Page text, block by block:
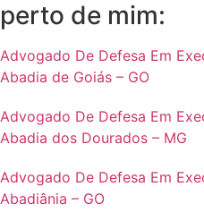
perto de mim:
Advogado De Defesa Em
Abadia de Goiás – GO
Advogado De Defesa Em
Abadia dos Dourados – MG
Advogado De Defesa Em
Abadiânia – GO